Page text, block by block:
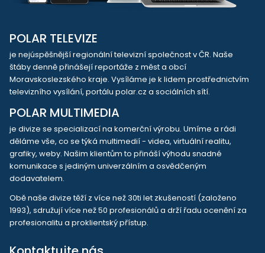
POLAR TELEVIZE
je nejúspěšnější regionální televizní společnost v ČR. Naše
štáby denně přinášejí reportáže z měst a obcí
Moravskoslezského kraje. Vysíláme je k lidem prostřednictvím
televizního vysílání, portálu polar.cz a sociálních sítí.
POLAR MULTIMEDIA
je divize se specializací na komerční výrobu. Umíme a rádi
děláme vše, co se týká multimedií - videa, virtuální realitu,
grafiky, weby. Našim klientům to přináší výhodu snadné
komunikace s jediným univerzálním a osvědčeným
dodavatelem.
Obě naše divize těží z více než 30ti let zkušeností (založeno
1993), sdružují více než 50 profesionálů a drží řadu ocenění za
profesionalitu a proklientský přístup.